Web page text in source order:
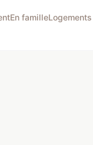
En familleLogements